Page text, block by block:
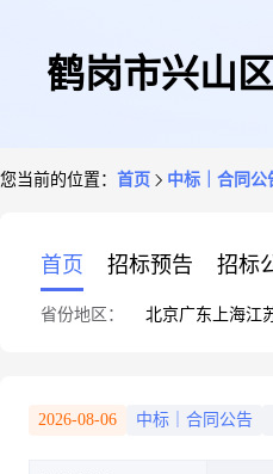
鹤岗市兴山
您当前的位置： 首页 中标｜合同公
首页 招标预告 招标
省份地区： 北京广东 上海江
2026-08-06 中标｜合同公告